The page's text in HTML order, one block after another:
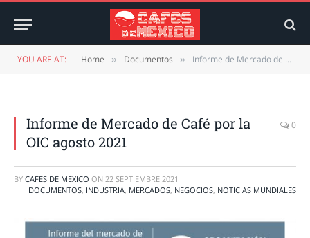
YOU ARE AT: Home » Documentos » Informe de Mercado de Café por la OIC agosto 2021
Informe de Mercado de Café por la
OIC agosto 2021
0
BY CAFES DE MEXICO ON 22 SEPTIEMBRE 2021
DOCUMENTOS, INDUSTRIA, MERCADOS, NEGOCIOS, NOTICIAS MUNDIALES